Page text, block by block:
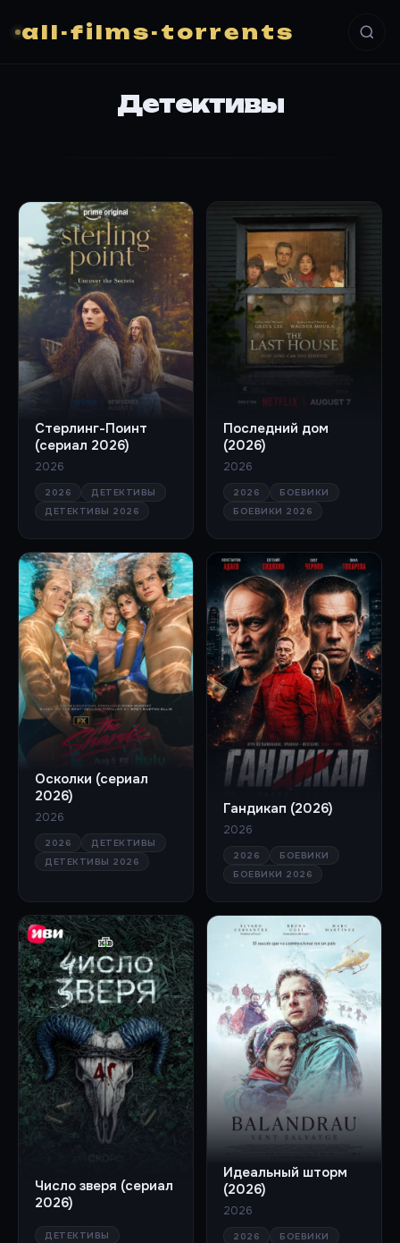
all-films-torrents
Детективы
Стерлинг-Поинт
(сериал 2026)
2026
2026
ДЕТЕКТИВЫ
ДЕТЕКТИВЫ 2026
Последний дом
(2026)
2026
2026
БОЕВИКИ
БОЕВИКИ 2026
Осколки (сериал
2026)
2026
2026
ДЕТЕКТИВЫ
ДЕТЕКТИВЫ 2026
Гандикап (2026)
2026
2026
БОЕВИКИ
БОЕВИКИ 2026
Число зверя (сериал
2026)
ДЕТЕКТИВЫ
Идеальный шторм
(2026)
2026
2026
БОЕВИКИ